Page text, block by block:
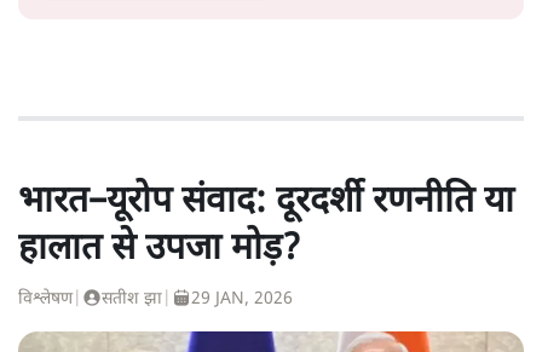
भारत–यूरोप संवाद: दूरदर्शी रणनीति या
हालात से उपजा मोड़?
विश्लेषण| सतीश झा 29 JAN, 2026